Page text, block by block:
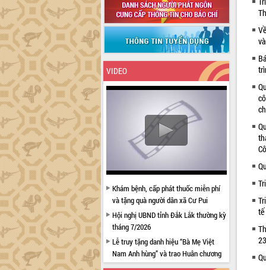
VIDEO
Khám bệnh, cấp phát thuốc miễn phí
và tặng quà người dân xã Cư Pui
Hội nghị UBND tỉnh Đắk Lắk thường kỳ
tháng 7/2026
Lễ truy tặng danh hiệu “Bà Mẹ Việt
Nam Anh hùng” và trao Huân chương
Lao động